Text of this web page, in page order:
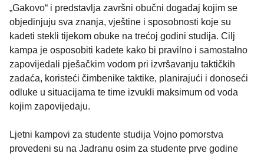
„Gakovo“ i predstavlja završni obučni događaj kojim se
objedinjuju sva znanja, vještine i sposobnosti koje su
kadeti stekli tijekom obuke na trećoj godini studija. Cilj
kampa je osposobiti kadete kako bi pravilno i samostalno
zapovijedali pješačkim vodom pri izvršavanju taktičkih
zadaća, koristeći čimbenike taktike, planirajući i donoseći
odluke u situacijama te time izvukli maksimum od voda
kojim zapovijedaju.
Ljetni kampovi za studente studija Vojno pomorstva
provedeni su na Jadranu osim za studente prve godine